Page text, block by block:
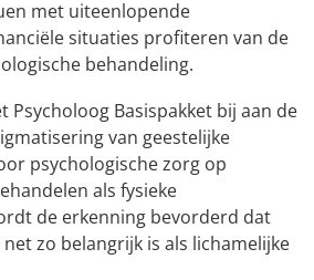
met uiteenlopende
situaties profiteren van de
behandeling.
Psycholoog Basispakket bij aan de
van geestelijke
psychologische zorg op
als fysieke
de erkenning bevorderd dat
zo belangrijk is als lichamelijke